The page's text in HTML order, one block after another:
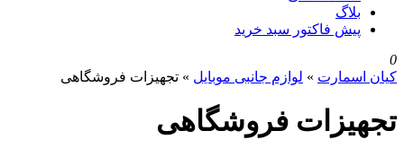
بلاگ
پیش فاکتور سبد خرید
0
کیان اسمارت » لوازم جانبی موبایل » تجهیزات فروشگاهی
تجهیزات فروشگاهی